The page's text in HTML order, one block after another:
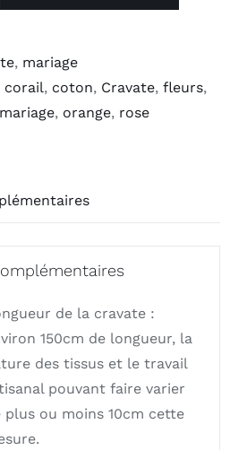
, mariage
corail, coton, Cravate, fleurs,
mariage, orange, rose
de la cravate :
150cm de longueur, la
des tissus et le travail
pouvant faire varier
plus ou moins 10cm cette